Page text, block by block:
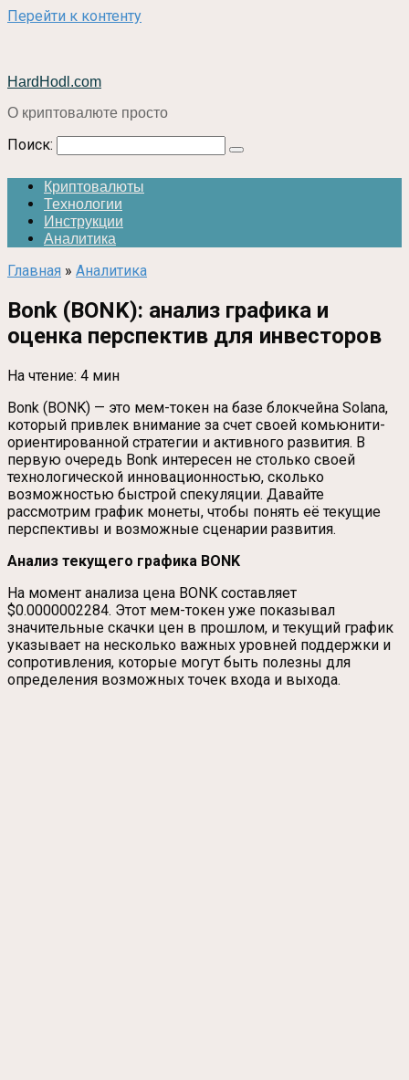
Перейти к контенту
HardHodl.com
О криптовалюте просто
Поиск:
Криптовалюты
Технологии
Инструкции
Аналитика
Главная » Аналитика
Bonk (BONK): анализ графика и
оценка перспектив для инвесторов
На чтение: 4 мин
Bonk (BONK) — это мем-токен на базе блокчейна Solana,
который привлек внимание за счет своей комьюнити-
ориентированной стратегии и активного развития. В
первую очередь Bonk интересен не столько своей
технологической инновационностью, сколько
возможностью быстрой спекуляции. Давайте
рассмотрим график монеты, чтобы понять её текущие
перспективы и возможные сценарии развития.
Анализ текущего графика BONK
На момент анализа цена BONK составляет
$0.0000002284. Этот мем-токен уже показывал
значительные скачки цен в прошлом, и текущий график
указывает на несколько важных уровней поддержки и
сопротивления, которые могут быть полезны для
определения возможных точек входа и выхода.